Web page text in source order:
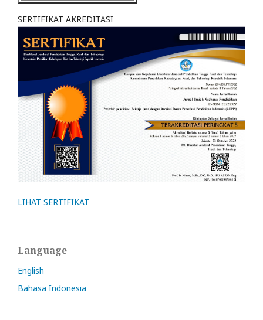
SERTIFIKAT AKREDITASI
LIHAT SERTIFIKAT
Language
English
Bahasa Indonesia